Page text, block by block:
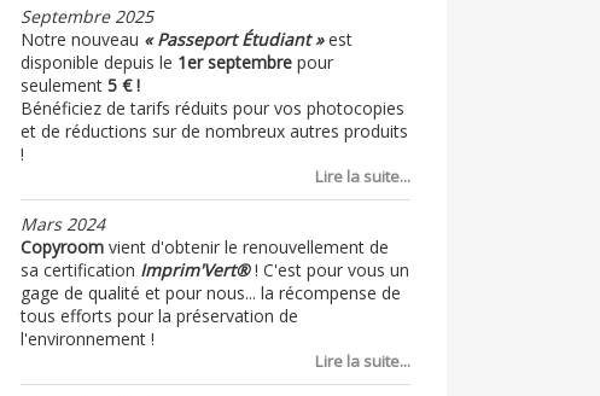
Septembre 2025
Notre nouveau « Passeport Étudiant »est
disponible depuis le 1er septembrepour
seulement5 € !
Bénéficiez de tarifs réduits pour vos photocopies
et de réductions sur de nombreux autres produits
!
Lire la suite...
Mars 2024
Copyroomvient d'obtenir le renouvellement de
sa certification Imprim'Vert®! C'est pour vous un
gage de qualité et pour nous... la récompense de
tous efforts pour la préservation de
l'environnement !
Lire la suite...